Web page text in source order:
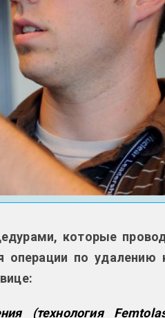
которые
по удалению
(технология